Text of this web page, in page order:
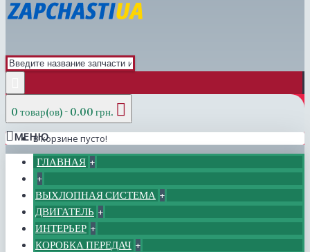
0 товар(ов) - 0.00 грн.
В корзине пусто!
МЕНЮ
ГЛАВНАЯ +
+
ВЫХЛОПНАЯ СИСТЕМА +
ДВИГАТЕЛЬ +
ИНТЕРЬЕР +
КОРОБКА ПЕРЕДАЧ +